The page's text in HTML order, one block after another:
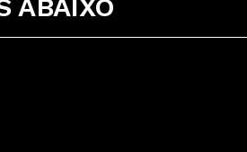
ABAIXO